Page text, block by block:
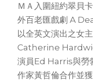
ＭＡ入圍紐約翠貝
外百老匯戲劇 A
以全英文演出之女
Catherine
演員Ed Harris與勞
作家黃哲倫合作並獲